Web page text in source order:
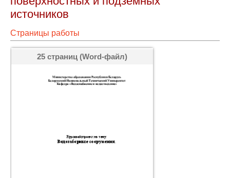
источников
Страницы работы
25 страниц (Word-файл)